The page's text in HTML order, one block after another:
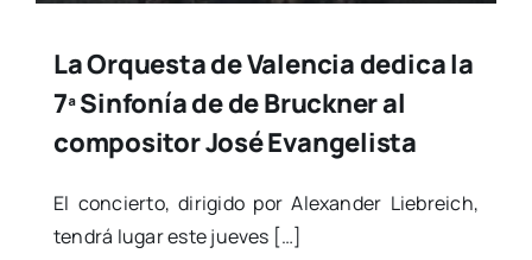
La Orquesta de Valencia dedica la
7ª Sinfonía de de Bruckner al
compositor José Evangelista
El con­cier­to, diri­gi­do por Ale­xan­der Lie­breich,
ten­drá lugar este jue­ves […]